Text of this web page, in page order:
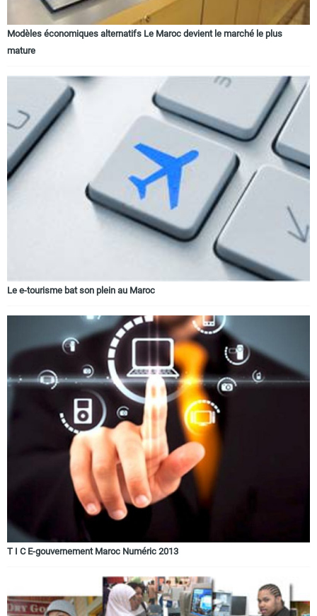
Modèles économiques alternatifs Le Maroc devient le marché le plus
mature
Le e-tourisme bat son plein au Maroc
T I C E-gouvernement Maroc Numéric 2013